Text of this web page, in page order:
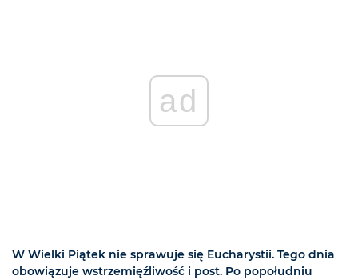
ad
W Wielki Piątek nie sprawuje się Eucharystii. Tego dnia
obowiązuje wstrzemięźliwość i post. Po popołudniu